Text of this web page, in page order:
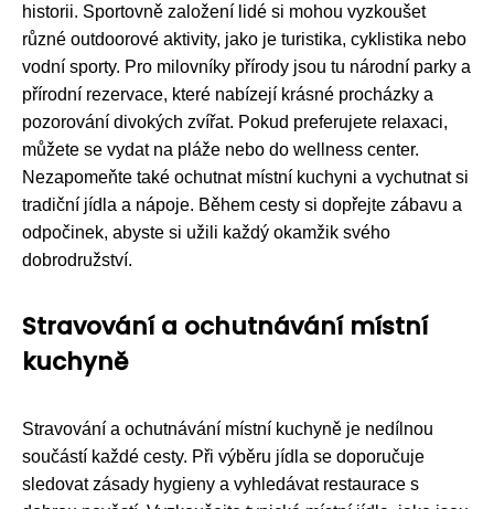
historii. Sportovně založení lidé si mohou vyzkoušet
různé outdoorové aktivity, jako je turistika, cyklistika nebo
vodní sporty. Pro milovníky přírody jsou tu národní parky a
přírodní rezervace, které nabízejí krásné procházky a
pozorování divokých zvířat. Pokud preferujete relaxaci,
můžete se vydat na pláže nebo do wellness center.
Nezapomeňte také ochutnat místní kuchyni a vychutnat si
tradiční jídla a nápoje. Během cesty si dopřejte zábavu a
odpočinek, abyste si užili každý okamžik svého
dobrodružství.
Stravování a ochutnávání místní
kuchyně
Stravování a ochutnávání místní kuchyně je nedílnou
součástí každé cesty. Při výběru jídla se doporučuje
sledovat zásady hygieny a vyhledávat restaurace s